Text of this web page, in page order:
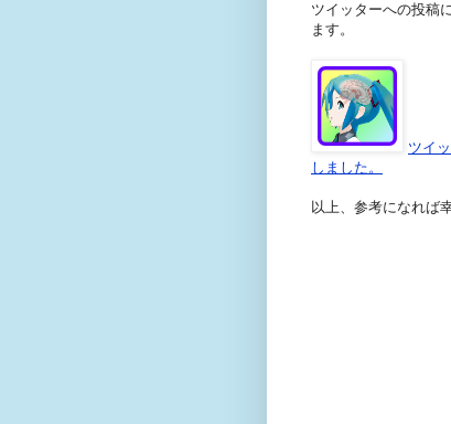
ツイッターへの投稿
ます。
ツイ
しました。
以上、参考になれば